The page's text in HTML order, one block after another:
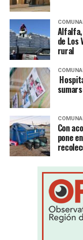
Alfalfa,
de Los
rural
Con
pone